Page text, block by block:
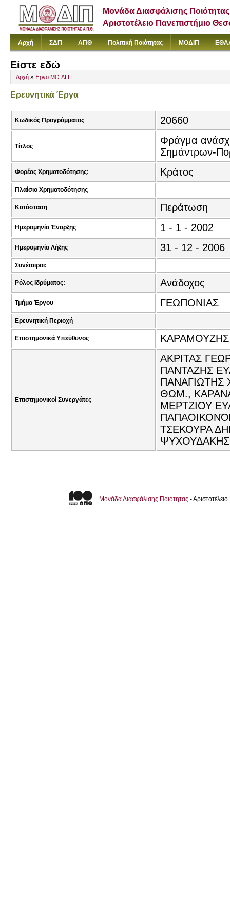
Μονάδα Διασφάλισης Ποιότητας
Αριστοτέλειο Πανεπιστήμιο
Αρχή ΣΔΠ ΑΠΘ Πολιτική Ποιότητας ΜΟΔΙΠ
Είστε εδώ
Αρχή » Έργο ΜΟ.ΔΙ.Π.
Ερευνητικά Έργα
Κωδικός Προγράμματος 20660
Τίτλος
Φράγμα
Σημάντρων-
Φορέας Χρηματοδότησης: Κράτος
Πλαίσιο Χρηματοδότησης
Κατάσταση Περάτωση
Ημερομηνία Έναρξης 1 - 1 - 2002
Ημερομηνία Λήξης 31 - 12 - 2006
Συνέταιροι:
Ρόλος Ιδρύματος: Ανάδοχος
Τμήμα Έργου ΓΕΩΠΟΝΙΑΣ
Ερευνητική Περιοχή
Επιστημονικά Υπεύθυνος ΚΑΡΑΜΟΥΖΗΣ
Επιστημονικοί Συνεργάτες
ΑΚΡΙΤΑΣ
ΠΑΝΤΑΖΗΣ
ΠΑΝΑΓΙΩΤΗΣ
ΘΩΜ.,
ΜΕΡΤΖΙΟΥ
ΤΣΕΚΟΥΡΑ
Μονάδα Διασφάλισης Ποιότητας -